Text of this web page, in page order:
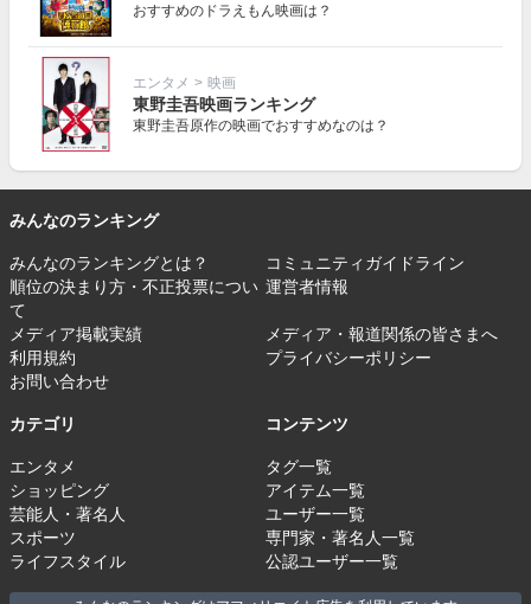
おすすめのドラえもん映画は？
エンタメ > 映画
東野圭吾映画ランキング
東野圭吾原作の映画でおすすめなのは？
みんなのランキング
みんなのランキングとは？
コミュニティガイドライン
順位の決まり方・不正投票につい
て
運営者情報
メディア掲載実績
メディア・報道関係の皆さまへ
利用規約
プライバシーポリシー
お問い合わせ
カテゴリ
エンタメ
ショッピング
芸能人・著名人
スポーツ
ライフスタイル
コンテンツ
タグ一覧
アイテム一覧
ユーザー一覧
専門家・著名人一覧
公認ユーザー一覧